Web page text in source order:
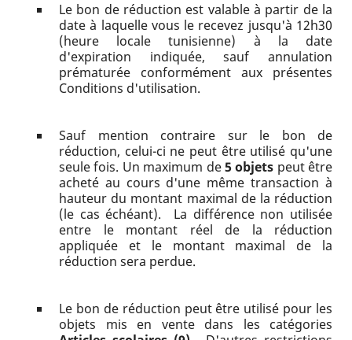
Le bon de réduction est valable à partir de la
date à laquelle vous le recevez jusqu'à 12h30
(heure locale tunisienne) à la date
d'expiration indiquée, sauf annulation
prématurée conformément aux présentes
Conditions d'utilisation.
Sauf mention contraire sur le bon de
réduction, celui-ci ne peut être utilisé qu'une
seule fois. Un maximum de5 objets peut être
acheté au cours d'une même transaction à
hauteur du montant maximal de la réduction
(le cas échéant). La différence non utilisée
entre le montant réel de la réduction
appliquée et le montant maximal de la
réduction sera perdue.
Le bon de réduction peut être utilisé pour les
objets mis en vente dans les catégories